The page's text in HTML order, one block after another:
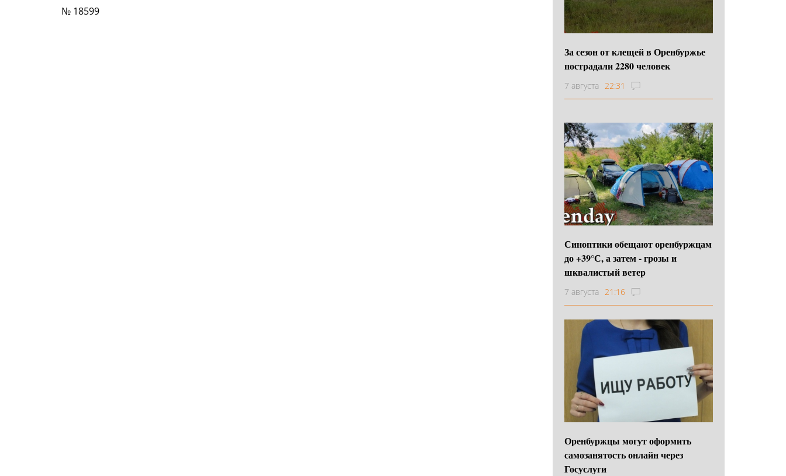
№ 18599
За сезон от клещей в Оренбуржье
пострадали 2280 человек
7 августа 22:31
Синоптики обещают оренбуржцам
до +39°С, а затем - грозы и
шквалистый ветер
7 августа 21:16
Оренбуржцы могут оформить
самозанятость онлайн через
Госуслуги